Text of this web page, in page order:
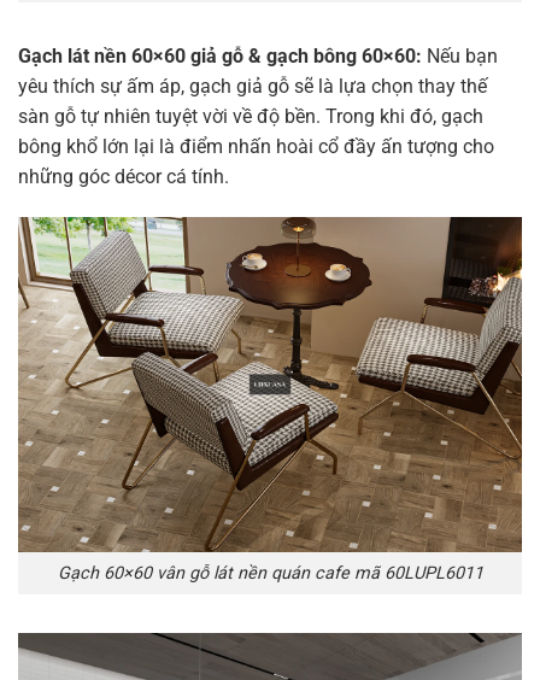
Gạch lát nền 60×60 giả gỗ & gạch bông 60×60: Nếu bạn
yêu thích sự ấm áp, gạch giả gỗ sẽ là lựa chọn thay thế
sàn gỗ tự nhiên tuyệt vời về độ bền. Trong khi đó, gạch
bông khổ lớn lại là điểm nhấn hoài cổ đầy ấn tượng cho
những góc décor cá tính.
Gạch 60×60 vân gỗ lát nền quán cafe mã 60LUPL6011